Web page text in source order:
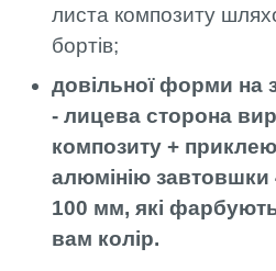
листа композиту
бортів;
довільної форми на
- лицева сторона
композиту +
алюмінію
100 мм, які
вам колір.